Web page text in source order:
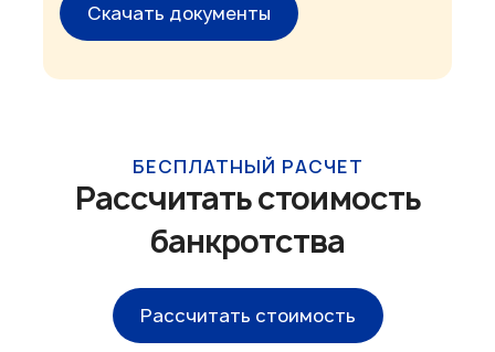
Скачать документы
БЕСПЛАТНЫЙ РАСЧЕТ
Рассчитать стоимость
банкротства
Рассчитать стоимость